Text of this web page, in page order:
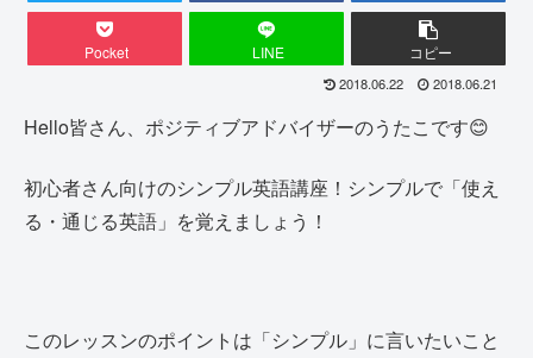
Pocket LINE コピー
2018.06.22 2018.06.21
Hello皆さん、ポジティブアドバイザーのうたこです😊
初心者さん向けのシンプル英語講座！シンプルで「使え
る・通じる英語」を覚えましょう！
このレッスンのポイントは「シンプル」に言いたいこと